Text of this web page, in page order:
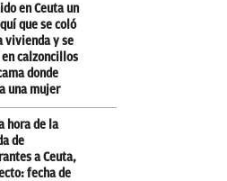
en Ceuta un
que se coló
vivienda y se
calzoncillos
donde
una mujer
hora de la
de
a Ceuta,
fecha de